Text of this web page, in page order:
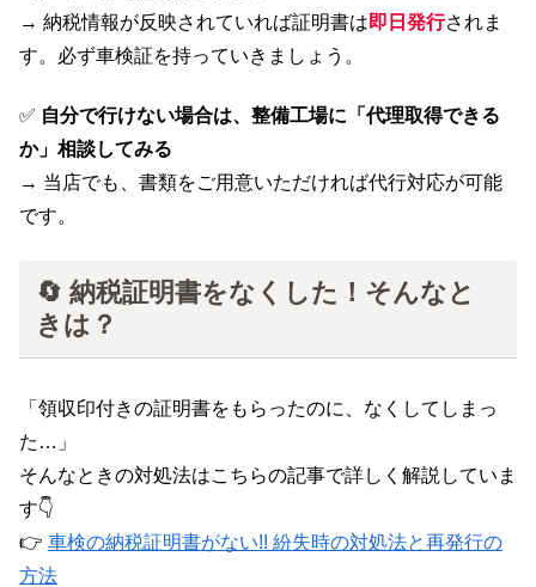
→ 納税情報が反映されていれば証明書は即日発行されま
す。必ず車検証を持っていきましょう。
✅ 自分で行けない場合は、整備工場に「代理取得できる
か」相談してみる
→ 当店でも、書類をご用意いただければ代行対応が可能
です。
🔄 納税証明書をなくした！そんなと
きは？
「領収印付きの証明書をもらったのに、なくしてしまっ
た…」
そんなときの対処法はこちらの記事で詳しく解説していま
す👇
👉 車検の納税証明書がない!! 紛失時の対処法と再発行の
方法